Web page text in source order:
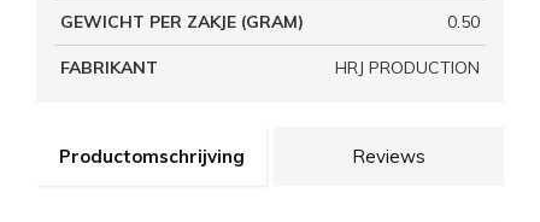
Productomschrijving Reviews
GEWICHT PER ZAKJE (GRAM) 0.50
FABRIKANT HRJ PRODUCTION